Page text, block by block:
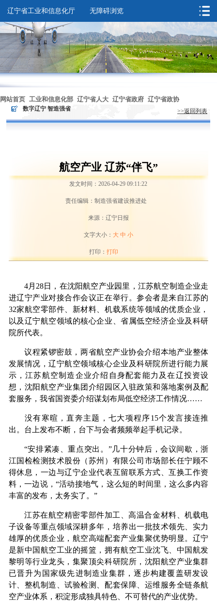
网站首页 工业和信息化部 辽宁省人大 辽宁省政府 辽宁省政协
无障碍浏览
辽宁省工业和信息化厅 无障碍浏览
> 数字辽宁 智造强省 >>返回列表
航空产业 辽苏“伴飞”
发文时间：2026-04-29 09:11:22
责任编辑：制造强省建设推进处
来源：辽宁日报
文字大小： 大 中 小
打印： 打印
4月28日，在沈阳航空产业园里，江苏航空制造企业走
进辽宁产业对接合作会议正在举行。参会者是来自江苏的
32家航空零部件、新材料、机载系统等领域的优质企业，
以及辽宁航空领域的核心企业、省属低空经济企业及科研
院所代表。
议程紧锣密鼓，两省航空产业协会介绍本地产业整体
发展情况，辽宁航空领域核心企业及科研院所进行能力展
示，江苏航空制造企业介绍自身配套能力及在辽投资设
想，沈阳航空产业集团介绍园区入驻政策和落地案例及配
套服务，我省国资委介绍谋划布局低空经济工作情况……
没有寒暄，直奔主题，七大项程序15个发言接连推
出。台上发布不断，台下与会者频频举起手机记录。
“安排紧凑、重点突出。”几十分钟后，会议间歇，浙
江国检检测技术股份（苏州）有限公司市场部长任宁顾不
得休息，一边与辽宁企业代表互留联系方式、互换工作资
料，一边说，“活动接地气，这么短的时间里，这么多内容
丰富的发布，太务实了。”
江苏在航空精密零部件加工、高温合金材料、机载电
子设备等重点领域深耕多年，培养出一批技术领先、实力
雄厚的优质企业，航空高端配套产业集聚优势明显。辽宁
是新中国航空工业的摇篮，拥有航空工业沈飞、中国航发
黎明等行业龙头，集聚顶尖科研院所，沈阳航空产业集群
已晋升为国家级先进制造业集群，逐步构建覆盖研发设
计、整机制造、试验检测、配套保障、运维服务全链条航
空产业体系，积淀形成独具特色、不可替代的产业优势。